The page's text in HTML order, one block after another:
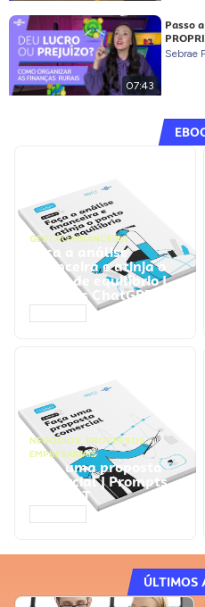
07:43
Passo
Sebrae
GESTÃO FINANCEIRA
Faça a análise
financeira e atinja o
ponto de equilíbrio |
Prompts ChatGPT
NEGÓCIOS, PROCESSOS
EMPRESARIAIS
Faça uma proposta
comercial | Prompts
ChatGPT
ÚLTIMOS